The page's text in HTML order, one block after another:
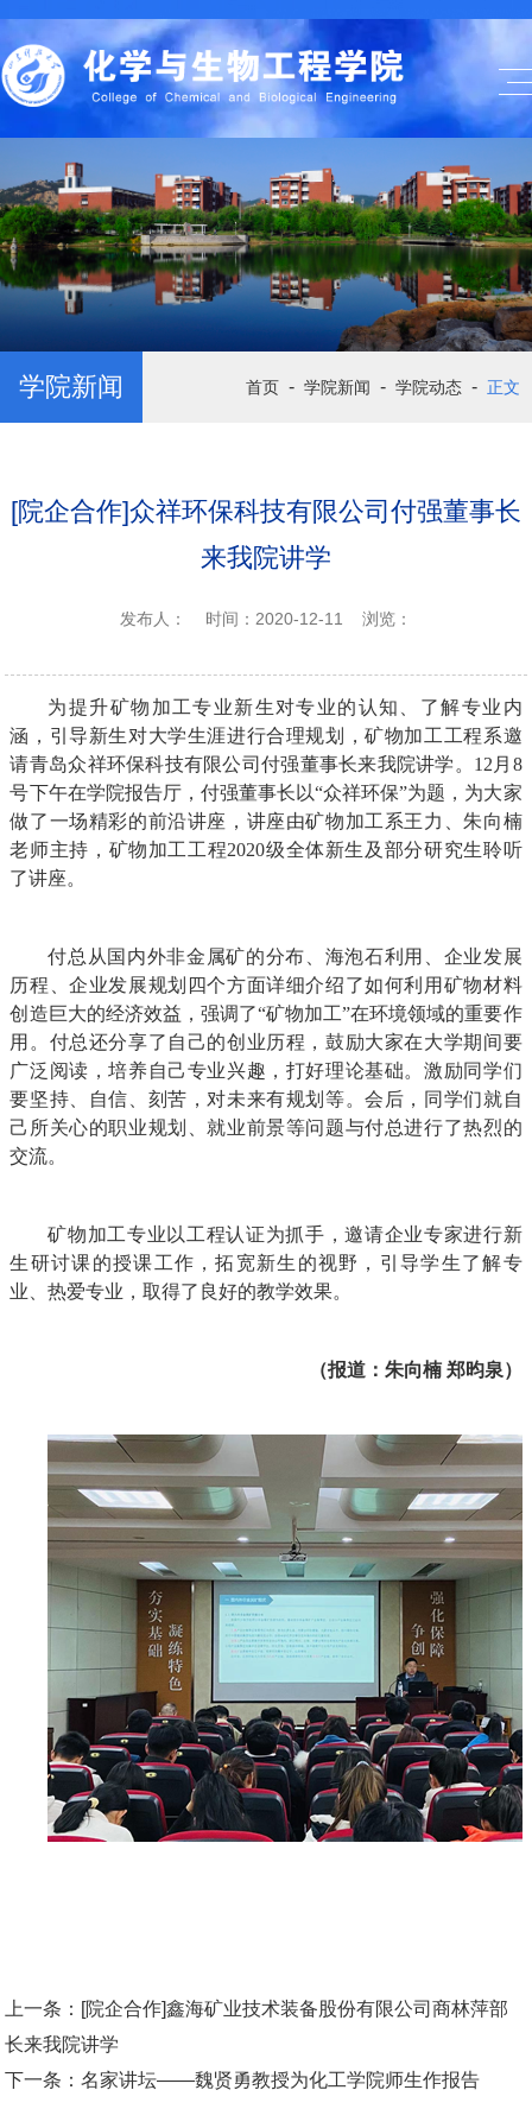
学院新闻 首页 - 学院新闻 - 学院动态 - 正文
[院企合作]众祥环保科技有限公司付强董事长
来我院讲学
发布人： 时间：2020-12-11 浏览：
为提升矿物加工专业新生对专业的认知、了解专业内
涵，引导新生对大学生涯进行合理规划，矿物加工工程系邀
请青岛众祥环保科技有限公司付强董事长来我院讲学。 12月 8
号下午在学院报告厅，付强董事长以“众祥环保”为题，为大家
做了一场精彩的前沿讲座，讲座由矿物加工系王力、朱向楠
老师主持，矿物加工工程2020级全体新生及部分研究生聆听
了讲座。
付总从国内外非金属矿的分布、海泡石利用、企业发展
历程、企业发展规划四个方面详细介绍了如何利用矿物材料
创造巨大的经济效益，强调了“矿物加工”在环境领域的重要作
用。付总还分享了自己的创业历程，鼓励大家在大学期间要
广泛阅读，培养自己专业兴趣，打好理论基础。激励同学们
要坚持、自信、刻苦，对未来有规划等。会后，同学们就自
己所关心的职业规划、就业前景等问题与付总进行了热烈的
交流。
矿物加工专业以工程认证为抓手，邀请企业专家进行新
生研讨课的授课工作，拓宽新生的视野，引导学生了解专
业、热爱专业，取得了良好的教学效果。
（报道：朱向楠 郑昀泉）
上一条：
[院企合作]鑫海矿业技术装备股份有限公司商林萍部
长来我院讲学
下一条：名家讲坛——魏贤勇教授为化工学院师生作报告